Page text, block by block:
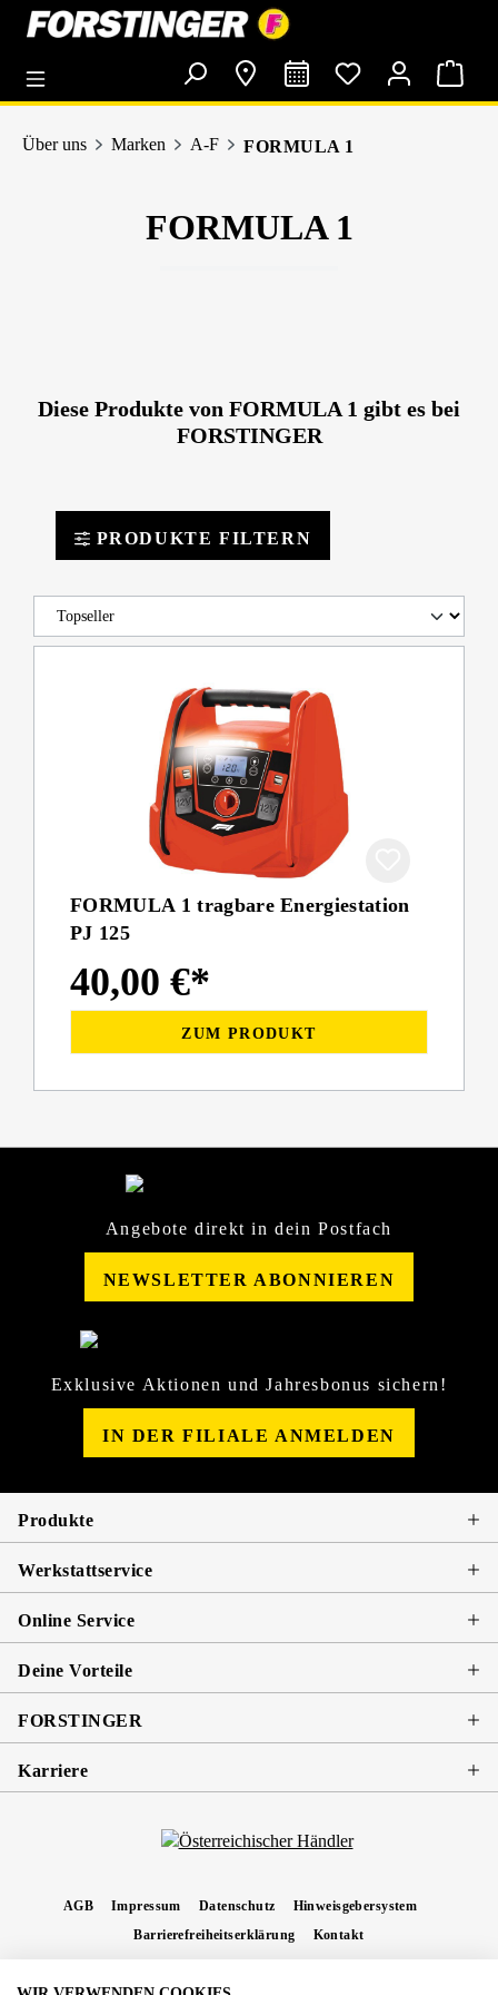
springen
Über uns Marken A-F FORMULA 1
FORMULA 1
Diese Produkte von FORMULA 1 gibt es bei
FORSTINGER
PRODUKTE FILTERN
FORMULA 1 tragbare Energiestation
PJ 125
40,00 €*
ZUM PRODUKT
Angebote direkt in dein Postfach
NEWSLETTER ABONNIEREN
Exklusive Aktionen und Jahresbonus sichern!
IN DER FILIALE ANMELDEN
Produkte
Werkstattservice
Online Service
Deine Vorteile
FORSTINGER
Karriere
AGB Impressum Datenschutz
Hinweisgebersystem
Barrierefreiheitserklärung
Kontakt